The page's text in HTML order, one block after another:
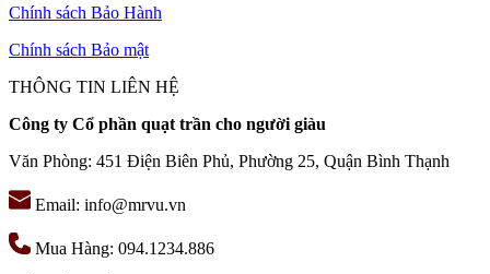
Chính sách Bảo Hành
Chính sách Bảo mật
THÔNG TIN LIÊN HỆ
Công ty Cổ phần quạt trần cho người giàu
Văn Phòng: 451 Điện Biên Phủ, Phường 25, Quận Bình Thạnh
Email: info@mrvu.vn
Mua Hàng: 094.1234.886